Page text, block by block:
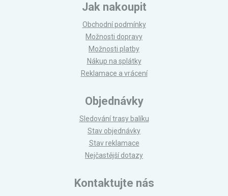
Jak nakoupit
Obchodní podmínky
Možnosti dopravy
Možnosti platby
Nákup na splátky
Reklamace a vrácení
Objednávky
Sledování trasy balíku
Stav objednávky
Stav reklamace
Nejčastější dotazy
Kontaktujte nás